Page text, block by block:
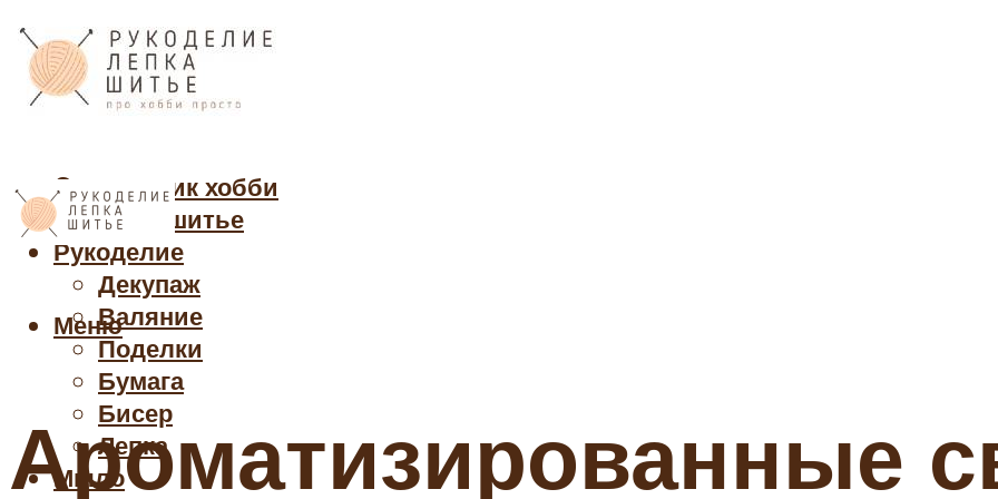
Cправочник хобби
Кройка и шитье
Рукоделие
Декупаж
Валяние
Поделки
Бумага
Бисер
Лепка
Мыло
Меню
Ароматизированные